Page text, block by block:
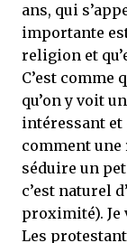
ans, qui
importante
religion et
C’est comme
qu’on y voit
intéressant et
comment
séduire un
c’est naturel
proximité). Je
Les